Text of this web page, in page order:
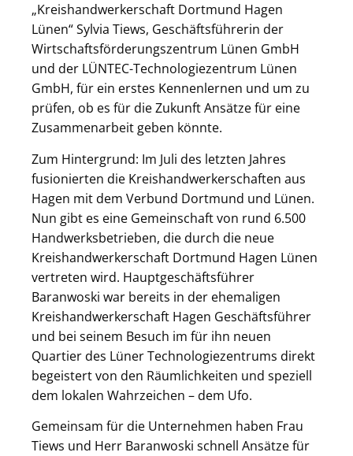
„Kreishandwerkerschaft Dortmund Hagen
Lünen“ Sylvia Tiews, Geschäftsführerin der
Wirtschaftsförderungszentrum Lünen GmbH
und der LÜNTEC-Technologiezentrum Lünen
GmbH, für ein erstes Kennenlernen und um zu
prüfen, ob es für die Zukunft Ansätze für eine
Zusammenarbeit geben könnte.
Zum Hintergrund: Im Juli des letzten Jahres
fusionierten die Kreishandwerkerschaften aus
Hagen mit dem Verbund Dortmund und Lünen.
Nun gibt es eine Gemeinschaft von rund 6.500
Handwerksbetrieben, die durch die neue
Kreishandwerkerschaft Dortmund Hagen Lünen
vertreten wird. Hauptgeschäftsführer
Baranwoski war bereits in der ehemaligen
Kreishandwerkerschaft Hagen Geschäftsführer
und bei seinem Besuch im für ihn neuen
Quartier des Lüner Technologiezentrums direkt
begeistert von den Räumlichkeiten und speziell
dem lokalen Wahrzeichen – dem Ufo.
Gemeinsam für die Unternehmen haben Frau
Tiews und Herr Baranwoski schnell Ansätze für